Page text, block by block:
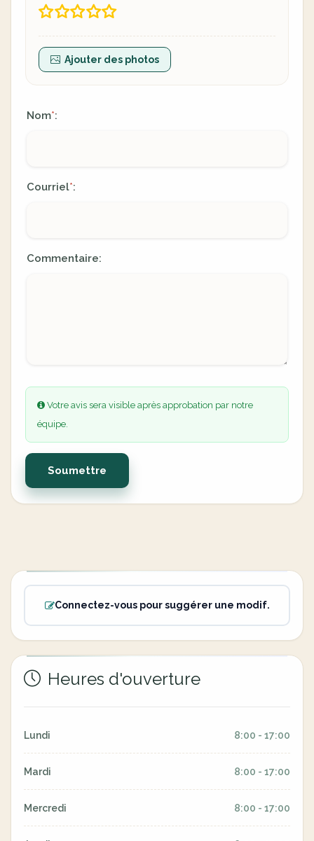
Ajouter des photos
Nom*:
Courriel*:
Commentaire:
Votre avis sera visible après approbation par notre
équipe.
Soumettre
Connectez-vous pour suggérer une modif.
Heures d'ouverture
Lundi 8:00 - 17:00
Mardi 8:00 - 17:00
Mercredi 8:00 - 17:00